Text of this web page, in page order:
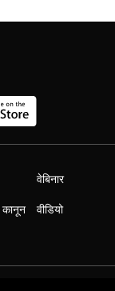
कानून
वेबिनार
वीडियो